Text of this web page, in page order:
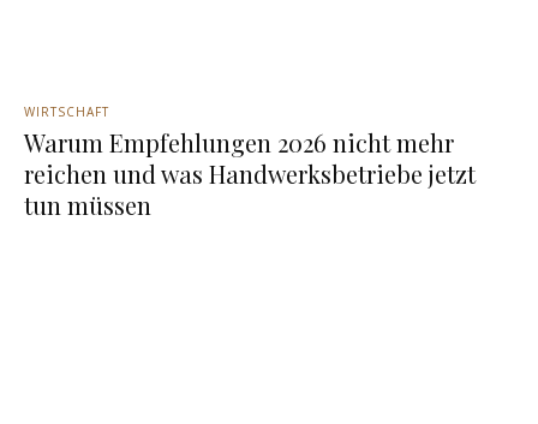
WIRTSCHAFT
Warum Empfehlungen 2026 nicht mehr
reichen und was Handwerksbetriebe jetzt
tun müssen